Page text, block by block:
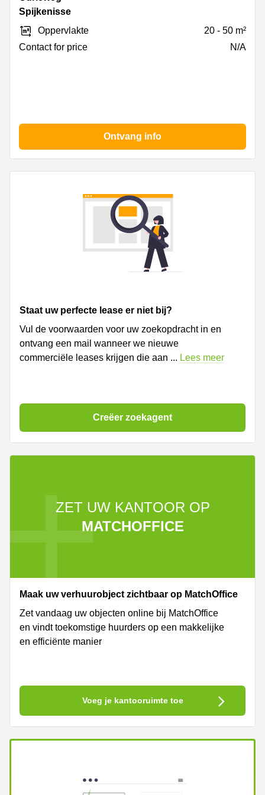
7,
Spijkenisse
Oppervlakte
20 - 50 m²
Contact for price
N/A
Ontvang info
Staat uw perfecte lease er niet bij?
Vul de voorwaarden voor uw zoekopdracht in en
ontvang een mail wanneer we nieuwe
commerciële leases krijgen die aan ... Lees meer
Creëer zoekagent
ZET UW KANTOOR OP
MATCHOFFICE
Maak uw verhuurobject zichtbaar op MatchOffice
Zet vandaag uw objecten online bij MatchOffice
en vindt toekomstige huurders op een makkelijke
en efficiënte manier
Voeg je kantooruimte toe